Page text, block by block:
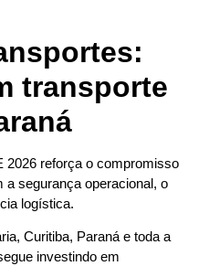
transporte
2026 reforça o compromisso
a segurança operacional, o
logística.
Curitiba, Paraná e toda a
investindo em